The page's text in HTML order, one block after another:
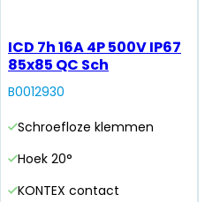
ICD 7h 16A 4P 500V IP67
85x85 QC Sch
B0012930
Schroefloze klemmen
Hoek 20°
KONTEX contact